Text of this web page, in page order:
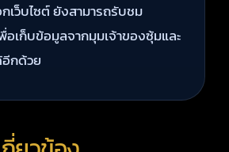
เว็บไซต์ ยังสามารถรับชม
อเก็บข้อมูลจากมุมเจ้าของซุ้มและ
อีกด้วย